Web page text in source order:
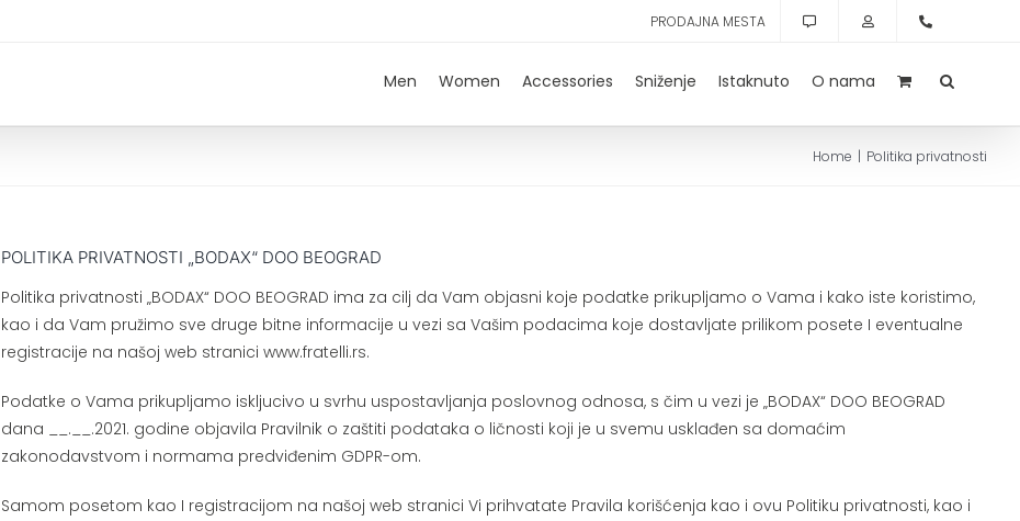
PRODAJNA MESTA
Men Women Accessories Sniženje Istaknuto O nama
Home Politika privatnosti
POLITIKA PRIVATNOSTI „BODAX“ DOO BEOGRAD
Politika privatnosti „BODAX“ DOO BEOGRAD ima za cilj da Vam objasni koje podatke prikupljamo o Vama i kako iste koristimo,
kao i da Vam pružimo sve druge bitne informacije u vezi sa Vašim podacima koje dostavljate prilikom posete I eventualne
registracije na našoj web stranici www.fratelli.rs.
Podatke o Vama prikupljamo iskljucivo u svrhu uspostavljanja poslovnog odnosa, s čim u vezi je „BODAX“ DOO BEOGRAD
dana __.__.2021. godine objavila Pravilnik o zaštiti podataka o ličnosti koji je u svemu usklađen sa domaćim
zakonodavstvom i normama predviđenim GDPR-om.
Samom posetom kao I registracijom na našoj web stranici Vi prihvatate Pravila korišćenja kao i ovu Politiku privatnosti, kao i